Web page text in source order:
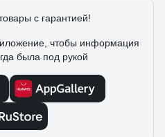
с гарантией!
чтобы информация
была под рукой